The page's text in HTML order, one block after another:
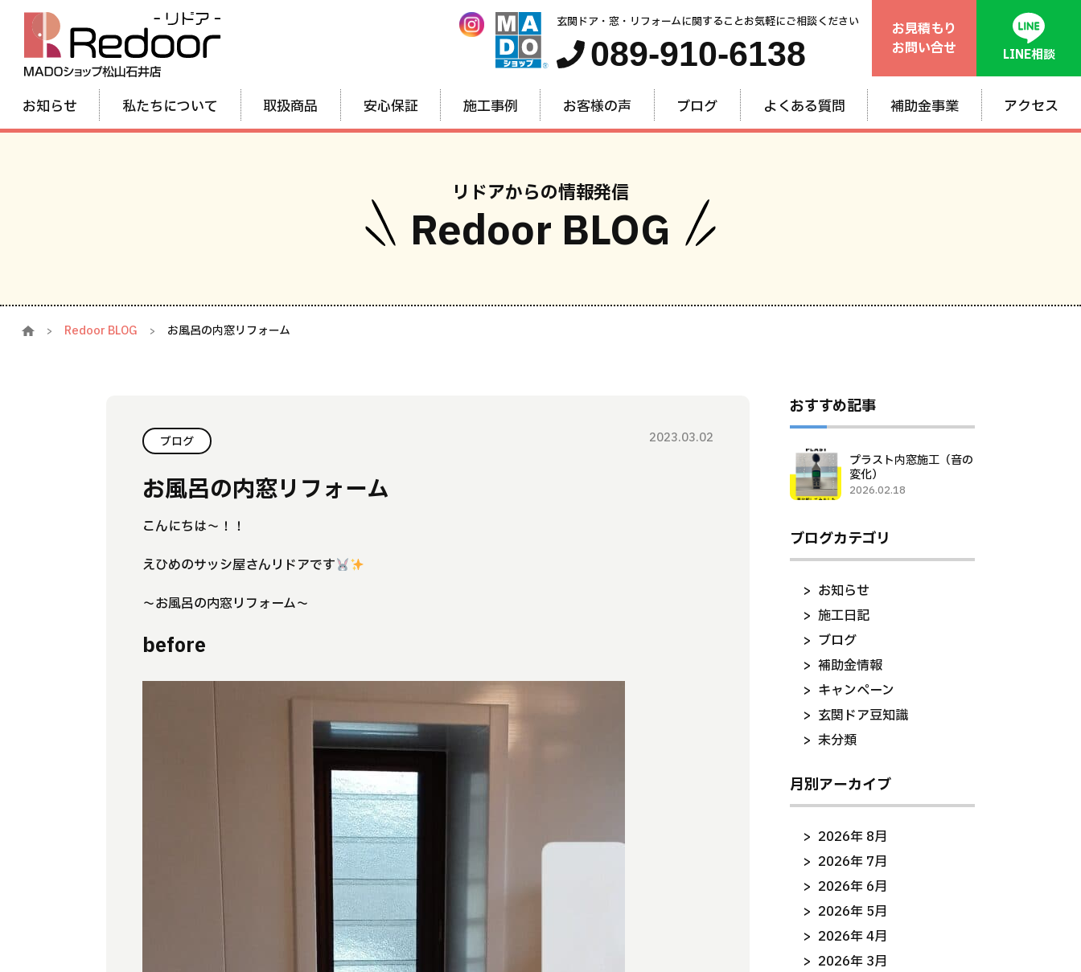
玄関ドア・窓・リフォームに関することお気軽にご相談ください
089-910-6138
お見積もり
お問い合せ
LINE相談
お知らせ 私たちについて 取扱商品 安心保証 施工事例 お客様の声 ブログ よくある質問 補助金事業 アクセス
リドアからの情報発信
Redoor BLOG
Redoor BLOG お風呂の内窓リフォーム
ブログ 2023.03.02
お風呂の内窓リフォーム
こんにちは～！！
えひめのサッシ屋さんリドアです
～お風呂の内窓リフォーム～
before
おすすめ記事
プラスト内窓施工（音の
変化）
2026.02.18
ブログカテゴリ
お知らせ
施工日記
ブログ
補助金情報
キャンペーン
玄関ドア豆知識
未分類
月別アーカイブ
2026年 8月
2026年 7月
2026年 6月
2026年 5月
2026年 4月
2026年 3月